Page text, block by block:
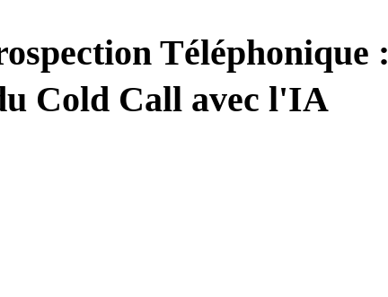
Téléphonique :
Cold Call avec l'IA